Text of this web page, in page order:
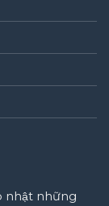
nhật những